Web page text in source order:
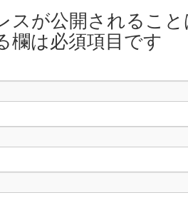
スが公開されるこ
欄は必須項目です